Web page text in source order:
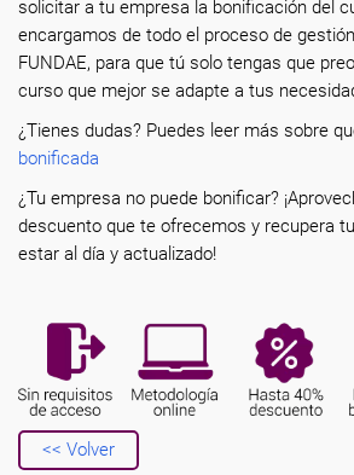
solicitar a tu empresa la bonificación del
encargamos de todo el proceso de
FUNDAE, para que tú solo tengas que
curso que mejor se adapte a tus
¿Tienes dudas? Puedes leer más sobre
bonificada
¿Tu empresa no puede bonificar?
descuento que te ofrecemos y recupera
estar al día y actualizado!
<< Volver